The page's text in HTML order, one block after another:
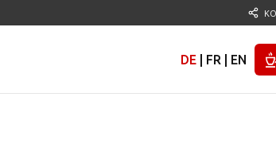
DE FR EN